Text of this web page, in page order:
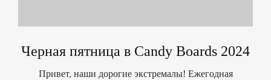
Черная пятница в Candy Boards 2024
Привет, наши дорогие экстремалы! Ежегодная